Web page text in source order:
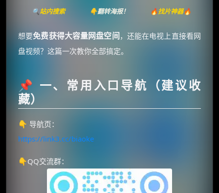
🔍站内搜索 👇翻转海报！ 🔥找片神器🔥
想要免费获得大容量网盘空间，还能在电视上直接看网
盘视频？这篇一次教你全部搞定。
📌 一、常用入口导航（建议收
藏）
👇 导航页：
https://link3.cc/biaoke
👇QQ交流群：